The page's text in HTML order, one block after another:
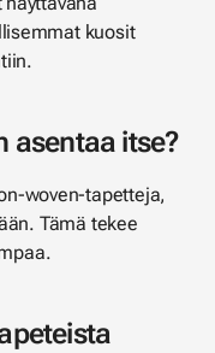
kuosit
asentaa itse?
woven-tapetteja,
Tämä tekee